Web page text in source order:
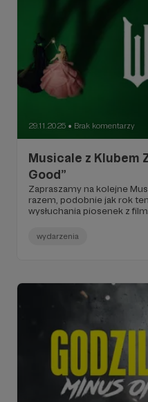
29.11.2025 ● Brak komentarzy
Musicale z Klubem
Good”
Zapraszamy na kolejne
razem, podobnie jak rok
wysłuchania piosenek z
wydarzenia